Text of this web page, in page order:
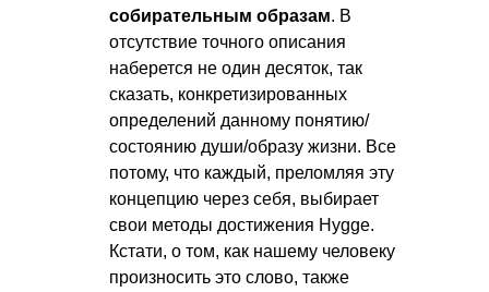
собирательным образам. В
отсутствие точного описания
наберется не один десяток, так
сказать, конкретизированных
определений данному понятию/
состоянию души/образу жизни. Все
потому, что каждый, преломляя эту
концепцию через себя, выбирает
свои методы достижения Hygge.
Кстати, о том, как нашему человеку
произносить это слово, также